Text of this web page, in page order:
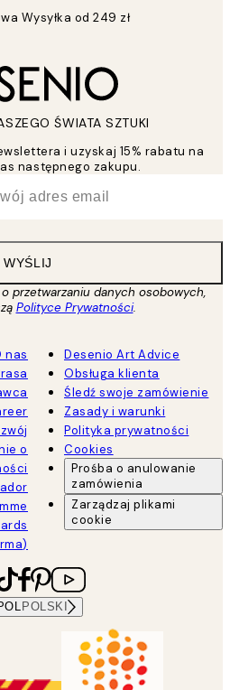
Wysyłka od 249 zł
ŚWIATA SZTUKI
i uzyskaj 15% rabatu na
następnego zakupu.
WYŚLIJ
przetwarzaniu danych osobowych,
Polityce Prywatności.
nas
o
Desenio Art Advice
Obsługa klienta
Śledź swoje zamówienie
Zasady i warunki
Polityka prywatności
Cookies
Prośba o anulowanie
zamówienia
Zarządzaj plikami
cookie
POLSKI